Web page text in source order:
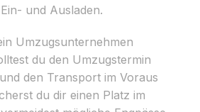
und Ausladen.
Umzugsunternehmen
du den Umzugstermin
den Transport im Voraus
du dir einen Platz im